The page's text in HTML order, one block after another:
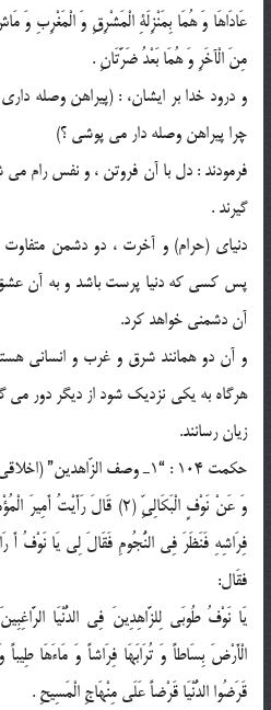
عَادَاهَا وَ هُمَا بِمَنْزِلَةِ الْمَشْرِقِ وَ الْمَغْرِبِ وَ
مِنَ الْآخَرِ وَ هُمَا بَعْدُ ضَرَّتَانِ .
و درود خدا بر ایشان، : (پيراهن وصله
چرا پيراهن وصله دار مى پوشى ؟)
فرمودند : دل با آن فروتن ، و نفس رام
گيرند .
دنياى (حرام) و آخرت ، دو دشمن متفاوت
پس كسى كه دنيا پرست باشد و به آن عشق
آن دشمنى خواهد كرد.
و آن دو همانند شرق و غرب و انسانى
هرگاه به يكى نزديك شود از ديگر دور مى
زيان رسانند.
حكمت 104 : “1ـ وصف الزّاهدين” (اخلاقى ، تربيتى)
وَ عَنْ نَوْفٍ الْبَكَالِيِّ (2) قَالَ
فِرَاشِهِ فَنَظَرَ فِى النُّجُومِ فَقَالَ لِى يَا نَوْفُ أَ
فقَال:
يَا نَوْفُ طُوبَى لِلزَّاهِدِينَ فِى الدُّنْيَا
الْأَرْضَ بِسَاطاً وَ تُرَابَهَا فِرَاشاً وَ مَاءَهَا طِيباً
قَرَضُوا الدُّنْيَا قَرْضاً عَلَى مِنْهَاجِ الْمَسِيحِ .